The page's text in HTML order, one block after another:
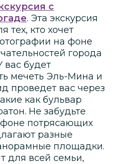
с
. Эта экскурсия
тех, кто хочет
на фоне
города
вас будет
мечеть Эль-Мина и
проведет вас через
как бульвар
Не забудьте
фоне потрясающих
разные
площадки.
для всей семьи,